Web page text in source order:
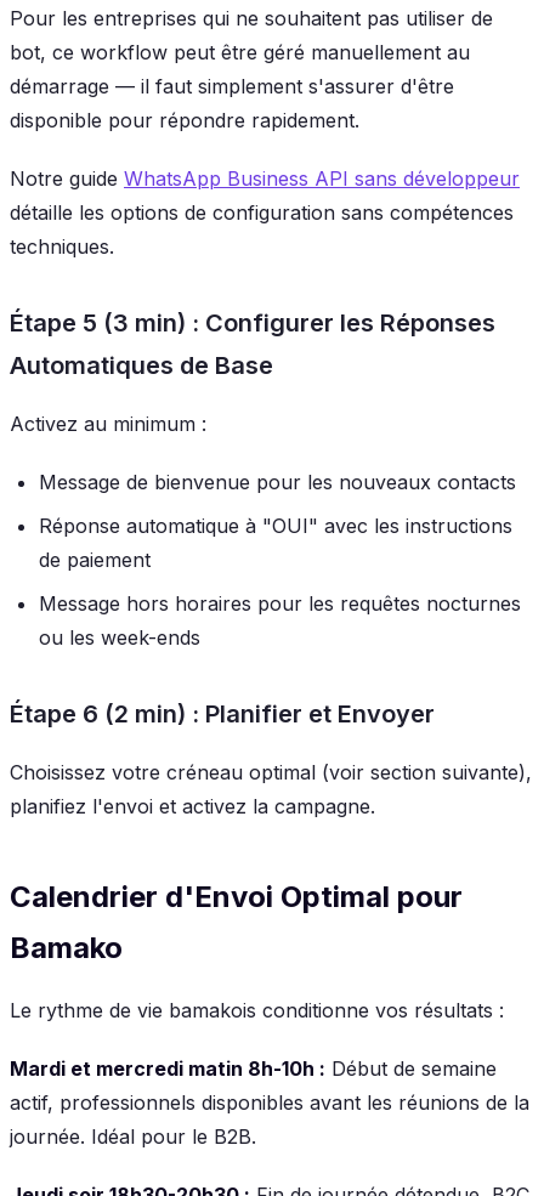
Pour les entreprises qui ne souhaitent pas utiliser de
bot, ce workflow peut être géré manuellement au
démarrage — il faut simplement s'assurer d'être
disponible pour répondre rapidement.
Notre guide WhatsApp Business API sans développeur
détaille les options de configuration sans compétences
techniques.
Étape 5 (3 min) : Configurer les Réponses
Automatiques de Base
Activez au minimum :
Message de bienvenue pour les nouveaux contacts
Réponse automatique à "OUI" avec les instructions
de paiement
Message hors horaires pour les requêtes nocturnes
ou les week-ends
Étape 6 (2 min) : Planifier et Envoyer
Choisissez votre créneau optimal (voir section suivante),
planifiez l'envoi et activez la campagne.
Calendrier d'Envoi Optimal pour
Bamako
Le rythme de vie bamakois conditionne vos résultats :
Mardi et mercredi matin 8h-10h : Début de semaine
actif, professionnels disponibles avant les réunions de la
journée. Idéal pour le B2B.